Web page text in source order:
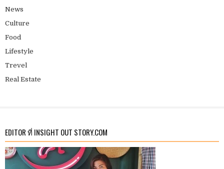
News
Culture
Food
Lifestyle
Trevel
Real Estate
EDITOR ที่ INSIGHT OUT STORY.COM